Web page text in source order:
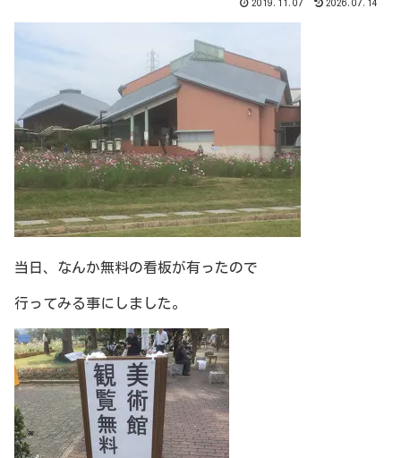
2019.11.07 2026.07.14
当日、なんか無料の看板が有ったので
行ってみる事にしました。